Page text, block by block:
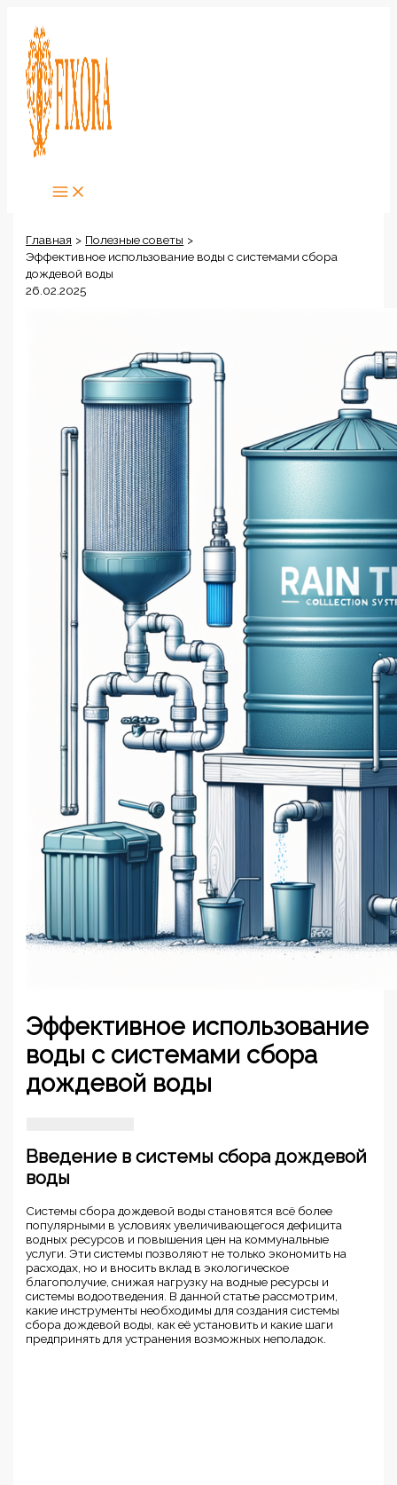
содержимому
Главная
Полезные советы
Эффективное использование воды с системами сбора
дождевой воды
26.02.2025
Эффективное использование
воды с системами сбора
дождевой воды
Введение в системы сбора дождевой
воды
Системы сбора дождевой воды становятся всё более
популярными в условиях увеличивающегося дефицита
водных ресурсов и повышения цен на коммунальные
услуги. Эти системы позволяют не только экономить на
расходах, но и вносить вклад в экологическое
благополучие, снижая нагрузку на водные ресурсы и
системы водоотведения. В данной статье рассмотрим,
какие инструменты необходимы для создания системы
сбора дождевой воды, как её установить и какие шаги
предпринять для устранения возможных неполадок.